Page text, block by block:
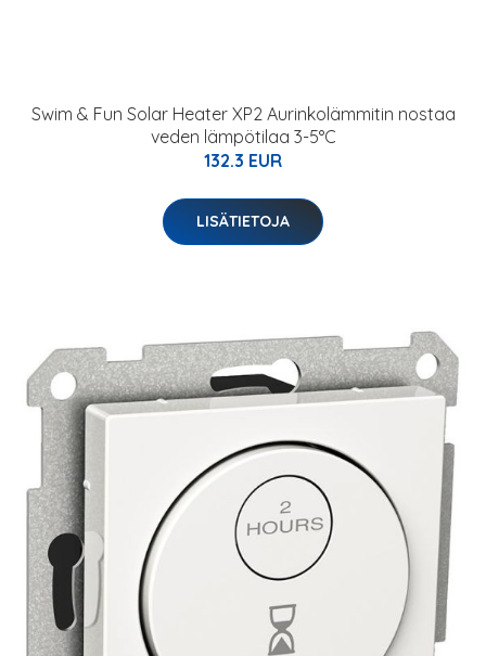
Swim & Fun Solar Heater XP2 Aurinkolämmitin nostaa
veden lämpötilaa 3-5°C
132.3 EUR
LISÄTIETOJA